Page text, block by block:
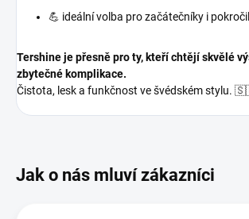
💪 ideální volba pro začátečníky i
Tershine je přesně pro ty, kteří chtějí skvělé
zbytečné komplikace.
Čistota, lesk a funkčnost ve švédském stylu.